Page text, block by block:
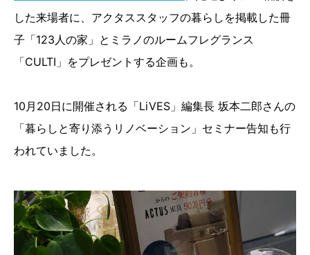
した来場者に、アクタススタッフの暮らしを掲載した冊
子「123人の家」とミラノのルームフレグランス
「CULTI」をプレゼントする企画も。
10月20日に開催される「LiVES」編集長 坂本二郎さんの
「暮らしと寄り添うリノベーション」セミナー告知も行
われていました。